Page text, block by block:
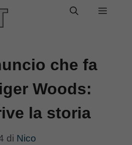
Menu
che fa
Woods:
la storia
di Nico